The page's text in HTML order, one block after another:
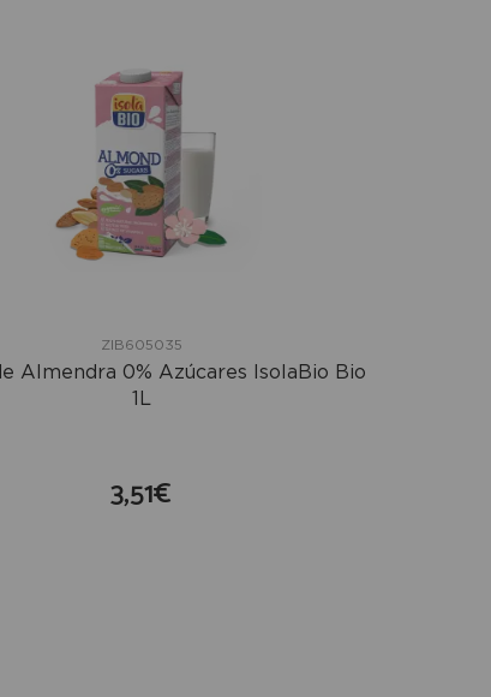
ZIB605035
Almendra 0% Azúcares IsolaBio Bio
1L
3,51€